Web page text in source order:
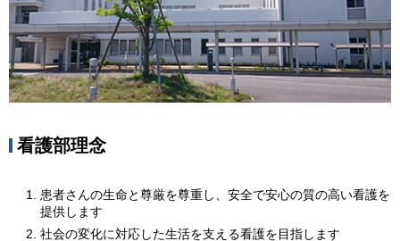
看護部理念
患者さんの生命と尊厳を尊重し、安全で安心の質の高い看護を
提供します
社会の変化に対応した生活を支える看護を目指します